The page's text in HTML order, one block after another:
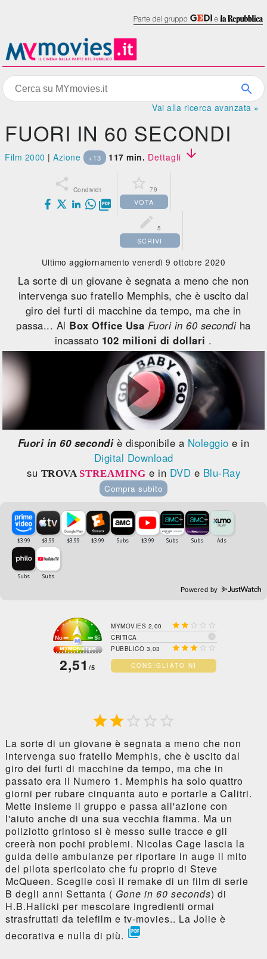
Vai alla ricerca avanzata »
FUORI IN 60 SECONDI
Film 2000 |Azione +13 117 min. Dettagli 
 Condividi

 79
VOTA
 5
SCRIVI
Ultimo aggiornamento venerdì 9 ottobre 2020
La sorte di un giovane è segnata a meno che non
intervenga suo fratello Memphis, che è uscito dal
giro dei furti di macchine da tempo, ma che in
passa... Al Box Office Usa Fuori in 60 secondiha
incassato 102 milioni di dollari .
Fuori in 60 secondiè disponibile a Noleggio e in
Digital Download
su TROVA STREAMING e in DVD e Blu-Ray
Compra subito
Powered by
2,51 /5
MYMOVIES 2,00    
CRITICA 
PUBBLICO 3,03   
CONSIGLIATO NÌ
   
La sorte di un giovane è segnata a meno che non
intervenga suo fratello Memphis, che è uscito dal
giro dei furti di macchine da tempo, ma che in
passato era il Numero 1. Memphis ha solo quattro
giorni per rubare cinquanta auto e portarle a Calitri.
Mette insieme il gruppo e passa all'azione con
l'aiuto anche di una sua vecchia fiamma. Ma un
poliziotto grintoso si è messo sulle tracce e gli
creerà non pochi problemi. Nicolas Cage lascia la
guida delle ambulanze per riportare in auge il mito
del pilota spericolato che fu proprio di Steve
McQueen. Sceglie così il remake di un film di serie
B degli anni Settanta ( Gone in 60 seconds) di
H.B.Halicki per mescolare ingredienti ormai
strasfruttati da telefilm e tv-movies.. La Jolie è
decorativa e nulla di più. 